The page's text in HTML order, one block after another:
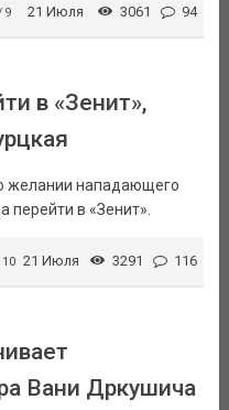
9 21 Июля 3061 94
в «Зенит»,
желании нападающего
в «Зенит».
21 Июля 3291 116
Вани Дркушича